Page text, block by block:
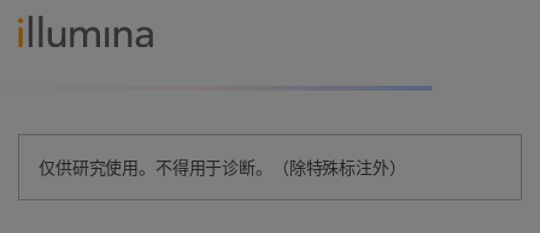
仅供研究使用。不得用于诊断。（除特殊标注外）